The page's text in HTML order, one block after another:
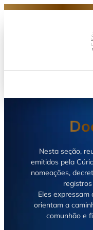
Nesta seção,
emitidos pela
nomeações,
Eles expressam
orientam a
comunhão e